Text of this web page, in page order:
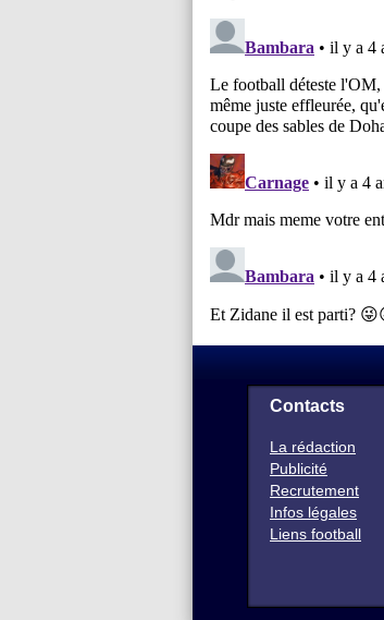
Contacts
La rédaction
Publicité
Recrutement
Infos légales
Liens football